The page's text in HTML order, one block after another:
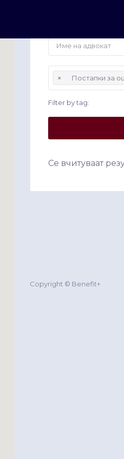
× Постапки за
Filter by tag:
Се вчитуваат
Copyright © Benefit+